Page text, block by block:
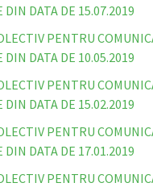
DATA DE 15.07.2019
PENTRU
DATA DE 10.05.2019
PENTRU
DATA DE 15.02.2019
PENTRU
DATA DE 17.01.2019
PENTRU